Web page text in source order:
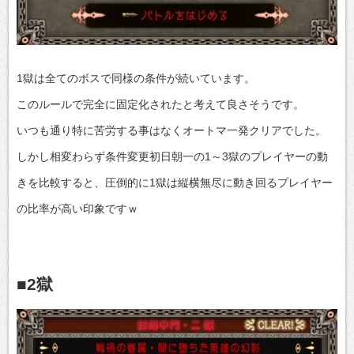
1獄は全てのボスで同様の条件が続いています。
このルールで完全に固定化されたと考えて良さそうです。
いつも通り特に苦労する事はなくオートマ一発クリアでした。
しかし相変わらず条件変更初日朝一の1～3獄のプレイヤーの動
きを比較すると、圧倒的に1獄は縦横無尽に動き回るプレイヤー
の比率が高い印象ですｗ
■2獄